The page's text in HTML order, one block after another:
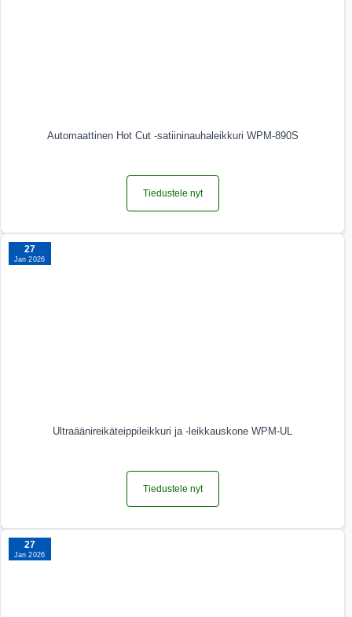
Automaattinen Hot Cut -satiininauhaleikkuri WPM-890S
Tiedustele nyt
27
Jan 2026
Ultraäänireikäteippileikkuri ja -leikkauskone WPM-UL
Tiedustele nyt
27
Jan 2026